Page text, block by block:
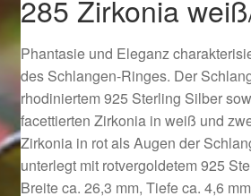
Ostergeschenke finden für Ostern
Ostergeschenke finden für Ostern
Ostergeschenke finden für Ostern
Ostergeschenke finden für Ostern
285 Zirkonia
Phantasie und Eleganz
des Schlangen-Ringes. Der
rhodiniertem 925 Sterling Silber
facettierten Zirkonia in weiß und
Zirkonia in rot als Augen der
unterlegt mit rotvergoldetem 925
Breite ca. 26,3 mm, Tiefe ca. 4,6